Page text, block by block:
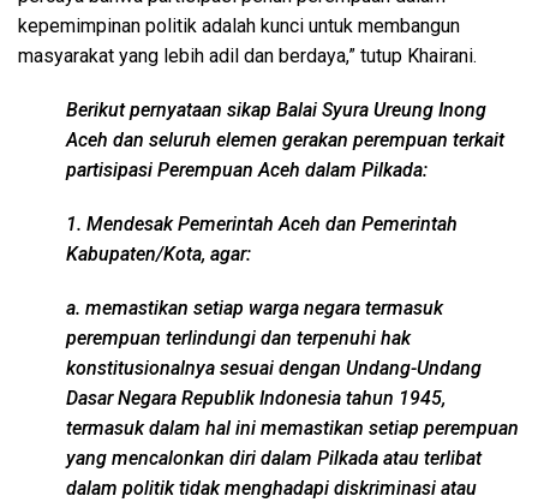
kepemimpinan politik adalah kunci untuk membangun
masyarakat yang lebih adil dan berdaya,” tutup Khairani.
Berikut pernyataan sikap Balai Syura Ureung Inong
Aceh dan seluruh elemen gerakan perempuan terkait
partisipasi Perempuan Aceh dalam Pilkada:
1. Mendesak Pemerintah Aceh dan Pemerintah
Kabupaten/Kota, agar:
a. memastikan setiap warga negara termasuk
perempuan terlindungi dan terpenuhi hak
konstitusionalnya sesuai dengan Undang-Undang
Dasar Negara Republik Indonesia tahun 1945,
termasuk dalam hal ini memastikan setiap perempuan
yang mencalonkan diri dalam Pilkada atau terlibat
dalam politik tidak menghadapi diskriminasi atau